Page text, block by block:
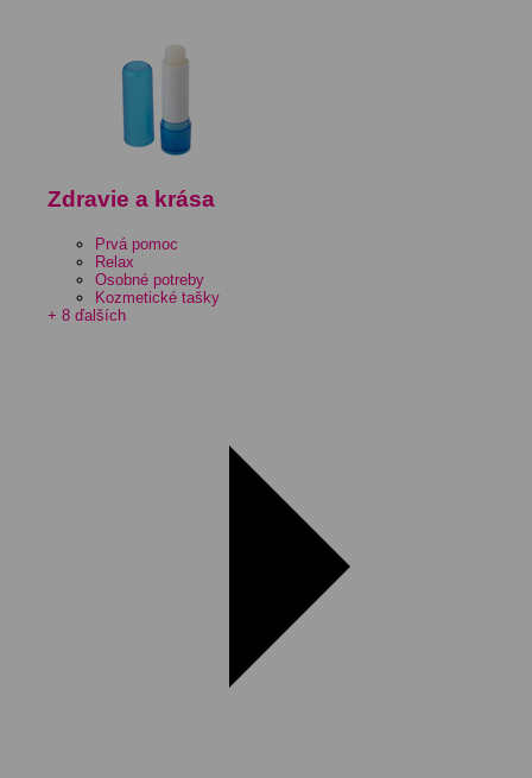
Zdravie a krása
Prvá pomoc
Relax
Osobné potreby
Kozmetické tašky
+ 8 ďalších